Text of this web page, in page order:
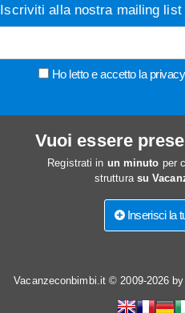
Iscriviti alla nostra mailing
Ho letto e accetto la
Vuoi essere
Registrati in un minuto per
struttura su
Inserisci la
Vacanzeconbimbi.it © 2009-2026